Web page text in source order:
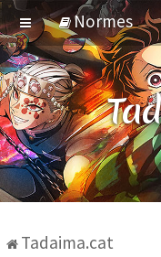
Normes
Tadaima.cat